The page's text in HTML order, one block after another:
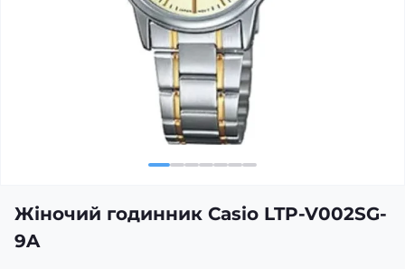
Жіночий годинник Casio LTP-V002SG-
9A